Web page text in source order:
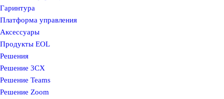
Гаринтура
Платформа управления
Аксессуары
Продукты EOL
Решения
Решение 3CX
Решение Teams
Решение Zoom